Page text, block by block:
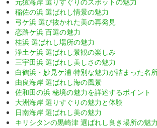
稲佐の浜 選ばれし情景の魅力
弓ケ浜 選び抜かれた美の再発見
恋路ケ浜 百選の魅力
桂浜 選ばれし場所の魅力
浄土ケ浜 選ばれし景観の楽しみ
三宇田浜 選ばれし美しさの魅力
白鶴浜・妙見ケ浦 特別な魅力が詰まった名
由良海岸 選ばれし海の風景
佐和田の浜 秘境の魅力を詳述するポイント
大洲海岸 選りすぐりの魅力と体験
日南海岸 選ばれし美の魅力
キリシタンの黒崎津 選ばれし良き場所の魅力